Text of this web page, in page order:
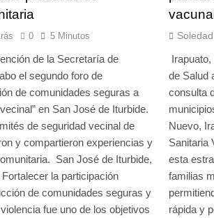
0 5 Minutos
de la Secretaría de
el segundo foro de
de comunidades seguras a
en San José de Iturbide.
de seguridad vecinal de
y compartieron experiencias y
San José de Iturbide,
la participación
de comunidades seguras y
fue uno de los objetivos
Soledad
de Salud
consulta
Nuevo,
Sanitaria
esta
familias
rápida y